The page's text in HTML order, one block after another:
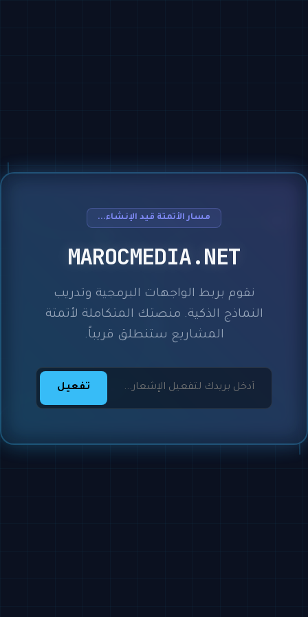
مسار الأتمتة قيد الإنشاء...
MAROCMEDIA.NET
نقوم بربط الواجهات البرمجية وتدريب
النماذج الذكية. منصتك المتكاملة لأتمتة
المشاريع ستنطلق قريباً.
تفعيل